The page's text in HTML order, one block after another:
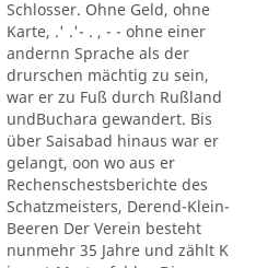
Schlosser. Ohne Geld, ohne
Karte, .' .'- . , - - ohne einer
andernn Sprache als der
drurschen mächtig zu sein,
war er zu Fuß durch Rußland
undBuchara gewandert. Bis
über Saisabad hinaus war er
gelangt, oon wo aus er
Rechenschestsberichte des
Schatzmeisters, Derend-Klein-
Beeren Der Verein besteht
nunmehr 35 Jahre und zählt K